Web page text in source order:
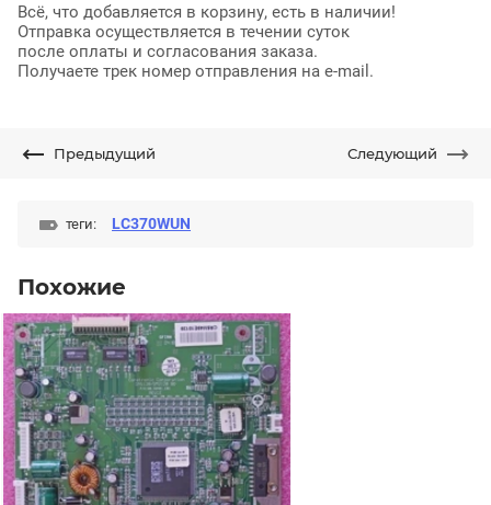
Всё, что добавляется в корзину, есть в наличии!
Отправка осуществляется в течении суток
после оплаты и согласования заказа.
Получаете трек номер отправления на e-mail.
Предыдущий Следующий
теги: LC370WUN
Похожие